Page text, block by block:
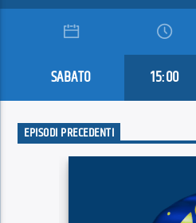
SABATO 15:00
EPISODI PRECEDENTI